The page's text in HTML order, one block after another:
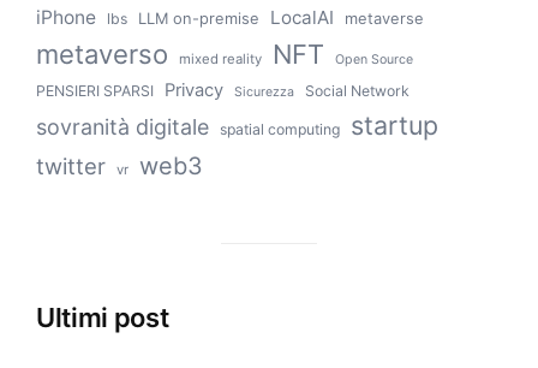
iPhone lbs LLM on-premise LocalAI metaverse
metaverso mixed reality NFT Open Source
PENSIERI SPARSI Privacy Sicurezza Social Network
sovranità digitale spatial computing startup
twitter vr web3
Ultimi post